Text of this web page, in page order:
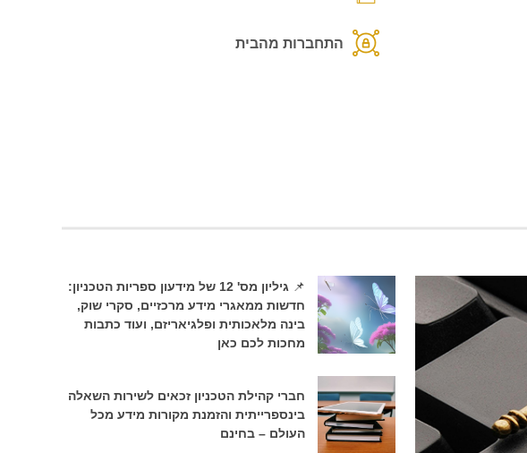
התחברות מהבית
📌 גיליון מס' 12 של מידעון ספריות הטכניון:
חדשות ממאגרי מידע מרכזיים, סקרי שוק,
בינה מלאכותית ופלגיאריזם, ועוד כתבות
מחכות לכם כאן
חברי קהילת הטכניון זכאים לשירות השאלה
בינספרייתית והזמנת מקורות מידע מכל
העולם – בחינם